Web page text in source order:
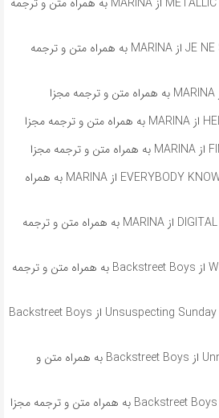
آهنگ انگلیسی JE NE SAIS QUOI از MARINA به همراه متن و ترجمه
آهنگ انگلیسی EVERYBODY KNOWS I’M SAD از MARINA به همراه
آهنگ انگلیسی DIGITAL FANTASY از MARINA به همراه متن و ترجمه
آهنگ انگلیسی Weird World از Backstreet Boys به همراه متن و ترجمه
آهنگ انگلیسی Unsuspecting Sunday Afternoon از Backstreet Boys
آهنگ انگلیسی Unmistakable از Backstreet Boys به همراه متن و